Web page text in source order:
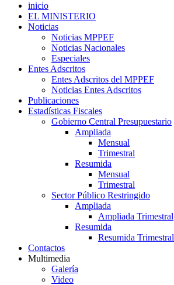
inicio
EL MINISTERIO
Noticias
Noticias MPPEF
Noticias Nacionales
Especiales
Entes Adscritos
Entes Adscritos del MPPEF
Noticias Entes Adscritos
Publicaciones
Estadísticas Fiscales
Gobierno Central Presupuestario
Ampliada
Mensual
Trimestral
Resumida
Mensual
Trimestral
Sector Público Restringido
Ampliada
Ampliada Trimestral
Resumida
Resumida Trimestral
Contactos
Multimedia
Galería
Video